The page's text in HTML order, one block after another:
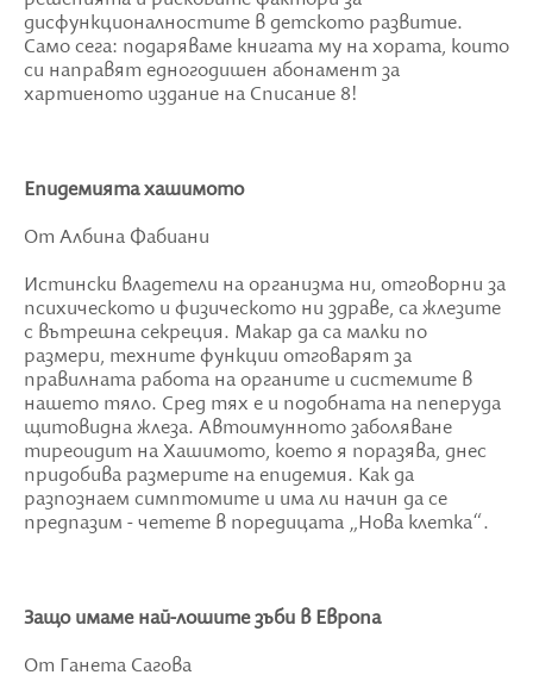
дисфункционалностите в детското развитие.
Само сега: подаряваме книгата му на хората, които
си направят едногодишен абонамент за
хартиеното издание на Списание 8!
Епидемията хашимото
От Албина Фабиани
Истински владетели на организма ни, отговорни за
психическото и физическото ни здраве, са жлезите
с вътрешна секреция. Макар да са малки по
размери, техните функции отговарят за
правилната работа на органите и системите в
нашето тяло. Сред тях е и подобната на пеперуда
щитовидна жлеза. Автоимунното заболяване
тиреоидит на Хашимото, което я поразява, днес
придобива размерите на епидемия. Как да
разпознаем симптомите и има ли начин да се
предпазим - четете в поредицата „Нова клетка“.
Защо имаме най-лошите зъби в Европа
От Ганета Сагова